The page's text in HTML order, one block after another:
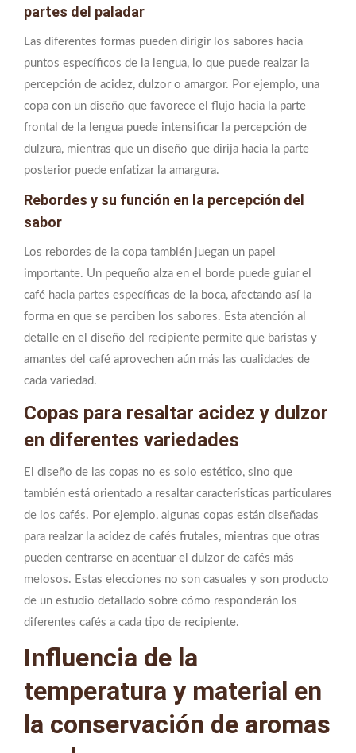
partes del paladar
Las diferentes formas pueden dirigir los sabores hacia
puntos específicos de la lengua, lo que puede realzar la
percepción de acidez, dulzor o amargor. Por ejemplo, una
copa con un diseño que favorece el flujo hacia la parte
frontal de la lengua puede intensificar la percepción de
dulzura, mientras que un diseño que dirija hacia la parte
posterior puede enfatizar la amargura.
Rebordes y su función en la percepción del
sabor
Los rebordes de la copa también juegan un papel
importante. Un pequeño alza en el borde puede guiar el
café hacia partes específicas de la boca, afectando así la
forma en que se perciben los sabores. Esta atención al
detalle en el diseño del recipiente permite que baristas y
amantes del café aprovechen aún más las cualidades de
cada variedad.
Copas para resaltar acidez y dulzor
en diferentes variedades
El diseño de las copas no es solo estético, sino que
también está orientado a resaltar características particulares
de los cafés. Por ejemplo, algunas copas están diseñadas
para realzar la acidez de cafés frutales, mientras que otras
pueden centrarse en acentuar el dulzor de cafés más
melosos. Estas elecciones no son casuales y son producto
de un estudio detallado sobre cómo responderán los
diferentes cafés a cada tipo de recipiente.
Influencia de la
temperatura y material en
la conservación de aromas